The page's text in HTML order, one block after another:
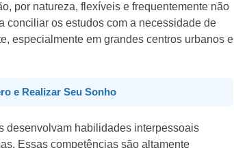
por natureza, flexíveis e frequentemente não
conciliar os estudos com a necessidade de
especialmente em grandes centros urbanos e
e Realizar Seu Sonho
desenvolvam habilidades interpessoais
Essas competências são altamente